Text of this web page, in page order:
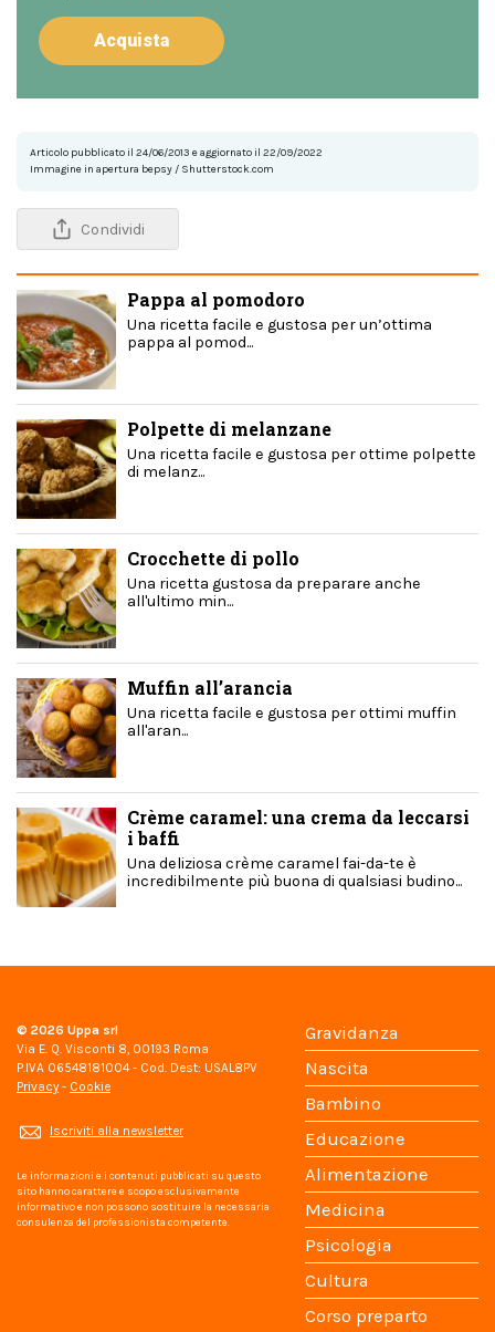
Acquista
Articolo pubblicato il 24/06/2013 e aggiornato il 22/09/2022
Immagine in apertura bepsy / Shutterstock.com
Condividi
Pappa al pomodoro
Una ricetta facile e gustosa per un’ottima
pappa al pomod...
Polpette di melanzane
Una ricetta facile e gustosa per ottime polpette
di melanz...
Crocchette di pollo
Una ricetta gustosa da preparare anche
all'ultimo min...
Muffin all’arancia
Una ricetta facile e gustosa per ottimi muffin
all'aran...
Crème caramel: una crema da leccarsi
i baffi
Una deliziosa crème caramel fai-da-te è
incredibilmente più buona di qualsiasi budino...
© 2026 Uppa srl
Via E. Q. Visconti 8, 00193 Roma
P.IVA 06548181004 - Cod. Dest: USAL8PV
Privacy - Cookie
Iscriviti alla newsletter
Le informazioni e i contenuti pubblicati su questo
sito hanno carattere e scopo esclusivamente
informativo e non possono sostituire la necessaria
consulenza del professionista competente.
Gravidanza
Nascita
Bambino
Educazione
Alimentazione
Medicina
Psicologia
Cultura
Corso preparto